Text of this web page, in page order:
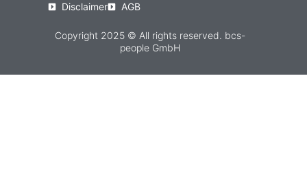
Disclaimer
AGB
Copyright 2025 © All rights reserved. bcs-
people GmbH